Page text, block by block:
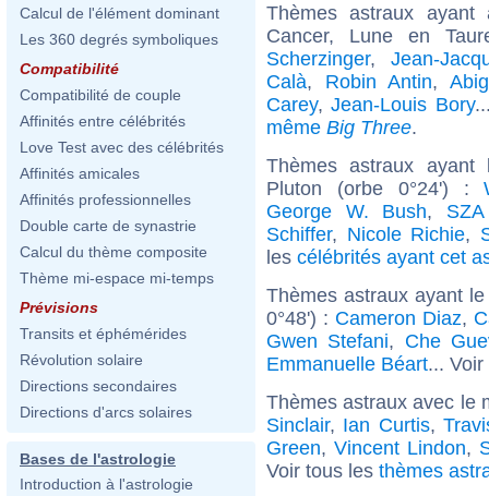
Calcul de l'élément dominant
Les 360 degrés symboliques
Compatibilité
Compatibilité de couple
Affinités entre célébrités
Love Test avec des célébrités
Affinités amicales
Affinités professionnelles
Double carte de synastrie
Calcul du thème composite
Thème mi-espace mi-temps
Prévisions
Transits et éphémérides
Révolution solaire
Directions secondaires
Directions d'arcs solaires
Bases de l'astrologie
Introduction à l'astrologie
Thèmes astraux
Cancer, Lune en
Scherzinger, Jean-
Calà, Robin Antin,
Carey,Jean-Louis Bory
même Big Three.
Thèmes astraux ayant
Pluton (orbe 0°24') :
George W. Bush,
Schiffer, Nicole Richie,
les célébrités ayant cet
Thèmes astraux ayant
0°48') : Cameron Diaz,
Gwen Stefani, Che
Emmanuelle Béart...
Thèmes astraux avec le
Sinclair, Ian Curtis,
Green, Vincent Lindon,
Voir tous les thèmes